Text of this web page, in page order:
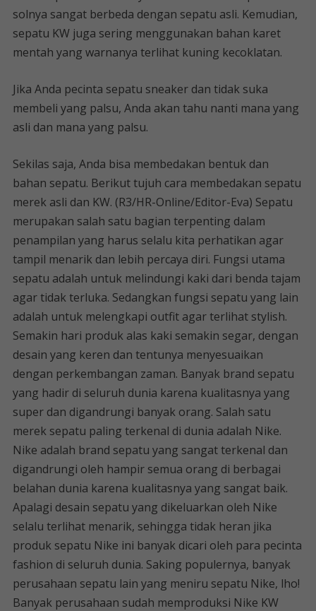
solnya sangat berbeda dengan sepatu asli. Kemudian,
sepatu KW juga sering menggunakan bahan karet
mentah yang warnanya terlihat kuning kecoklatan.
Jika Anda pecinta sepatu sneaker dan tidak suka
membeli yang palsu, Anda akan tahu nanti mana yang
asli dan mana yang palsu.
Sekilas saja, Anda bisa membedakan bentuk dan
bahan sepatu. Berikut tujuh cara membedakan sepatu
merek asli dan KW. (R3/HR-Online/Editor-Eva) Sepatu
merupakan salah satu bagian terpenting dalam
penampilan yang harus selalu kita perhatikan agar
tampil menarik dan lebih percaya diri. Fungsi utama
sepatu adalah untuk melindungi kaki dari benda tajam
agar tidak terluka. Sedangkan fungsi sepatu yang lain
adalah untuk melengkapi outfit agar terlihat stylish.
Semakin hari produk alas kaki semakin segar, dengan
desain yang keren dan tentunya menyesuaikan
dengan perkembangan zaman. Banyak brand sepatu
yang hadir di seluruh dunia karena kualitasnya yang
super dan digandrungi banyak orang. Salah satu
merek sepatu paling terkenal di dunia adalah Nike.
Nike adalah brand sepatu yang sangat terkenal dan
digandrungi oleh hampir semua orang di berbagai
belahan dunia karena kualitasnya yang sangat baik.
Apalagi desain sepatu yang dikeluarkan oleh Nike
selalu terlihat menarik, sehingga tidak heran jika
produk sepatu Nike ini banyak dicari oleh para pecinta
fashion di seluruh dunia. Saking populernya, banyak
perusahaan sepatu lain yang meniru sepatu Nike, lho!
Banyak perusahaan sudah memproduksi Nike KW